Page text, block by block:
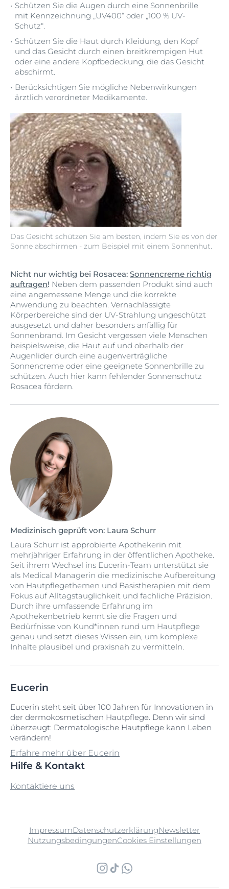
Das Gesicht schützen Sie am besten, indem Sie es von der
Sonne abschirmen - zum Beispiel mit einem Sonnenhut.
Schützen Sie die Augen durch eine Sonnenbrille
mit Kennzeichnung „UV400“ oder „100 % UV-
Schutz“.
Schützen Sie die Haut durch Kleidung, den Kopf
und das Gesicht durch einen breitkrempigen Hut
oder eine andere Kopfbedeckung, die das Gesicht
abschirmt.
Berücksichtigen Sie mögliche Nebenwirkungen
ärztlich verordneter Medikamente.
Nicht nur wichtig bei Rosacea: Sonnencreme richtig
auftragen! Neben dem passenden Produkt sind auch
eine angemessene Menge und die korrekte
Anwendung zu beachten. Vernachlässigte
Körperbereiche sind der UV-Strahlung ungeschützt
ausgesetzt und daher besonders anfällig für
Sonnenbrand. Im Gesicht vergessen viele Menschen
beispielsweise, die Haut auf und oberhalb der
Augenlider durch eine augenverträgliche
Sonnencreme oder eine geeignete Sonnenbrille zu
schützen. Auch hier kann fehlender Sonnenschutz
Rosacea fördern.
Medizinisch geprüft von: Laura Schurr
Laura Schurr ist approbierte Apothekerin mit
mehrjähriger Erfahrung in der öffentlichen Apotheke.
Seit ihrem Wechsel ins Eucerin-Team unterstützt sie
als Medical Managerin die medizinische Aufbereitung
von Hautpflegethemen und Basistherapien mit dem
Fokus auf Alltagstauglichkeit und fachliche Präzision.
Durch ihre umfassende Erfahrung im
Apothekenbetrieb kennt sie die Fragen und
Bedürfnisse von Kund*innen rund um Hautpflege
genau und setzt dieses Wissen ein, um komplexe
Inhalte plausibel und praxisnah zu vermitteln.
Eucerin
Eucerin steht seit über 100 Jahren für Innovationen in
der dermokosmetischen Hautpflege. Denn wir sind
überzeugt: Dermatologische Hautpflege kann Leben
verändern!
Erfahre mehr über Eucerin
Hilfe & Kontakt
Kontaktiere uns
ImpressumDatenschutzerklärungNewsletter
NutzungsbedingungenCookies Einstellungen